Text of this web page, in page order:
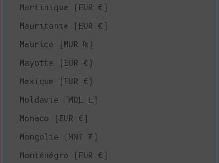
Martinique (EUR €)
Mauritanie (EUR €)
Maurice (MUR ₨)
Mayotte (EUR €)
Mexique (EUR €)
Moldavie (MDL L)
Monaco (EUR €)
Mongolie (MNT ₮)
Monténégro (EUR €)